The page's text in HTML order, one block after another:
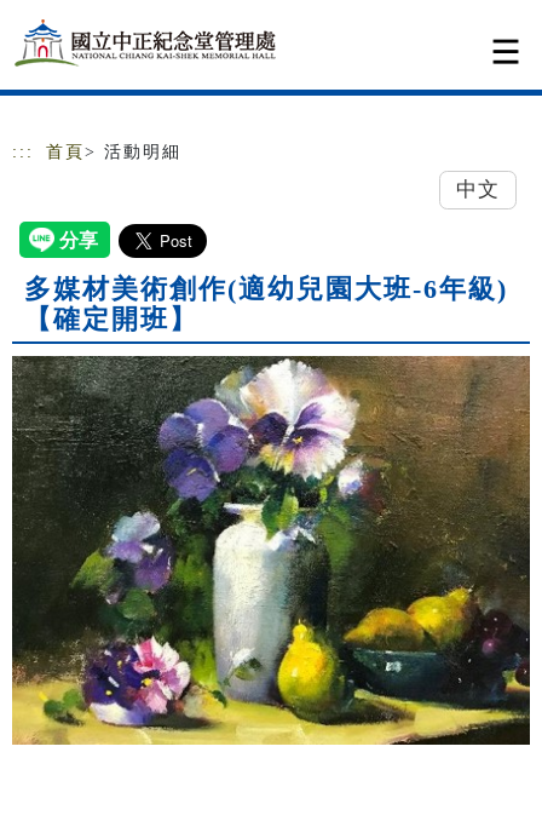
跳到主要內容
網站導覽
::: 首頁 > 活動明細
中文
多媒材美術創作(適幼兒園大班-6年級)
【確定開班】